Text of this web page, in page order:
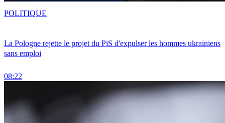
La Pologne rejette le projet du PiS d'expulser les hommes ukrainiens
sans emploi
08:22
POLITIQUE